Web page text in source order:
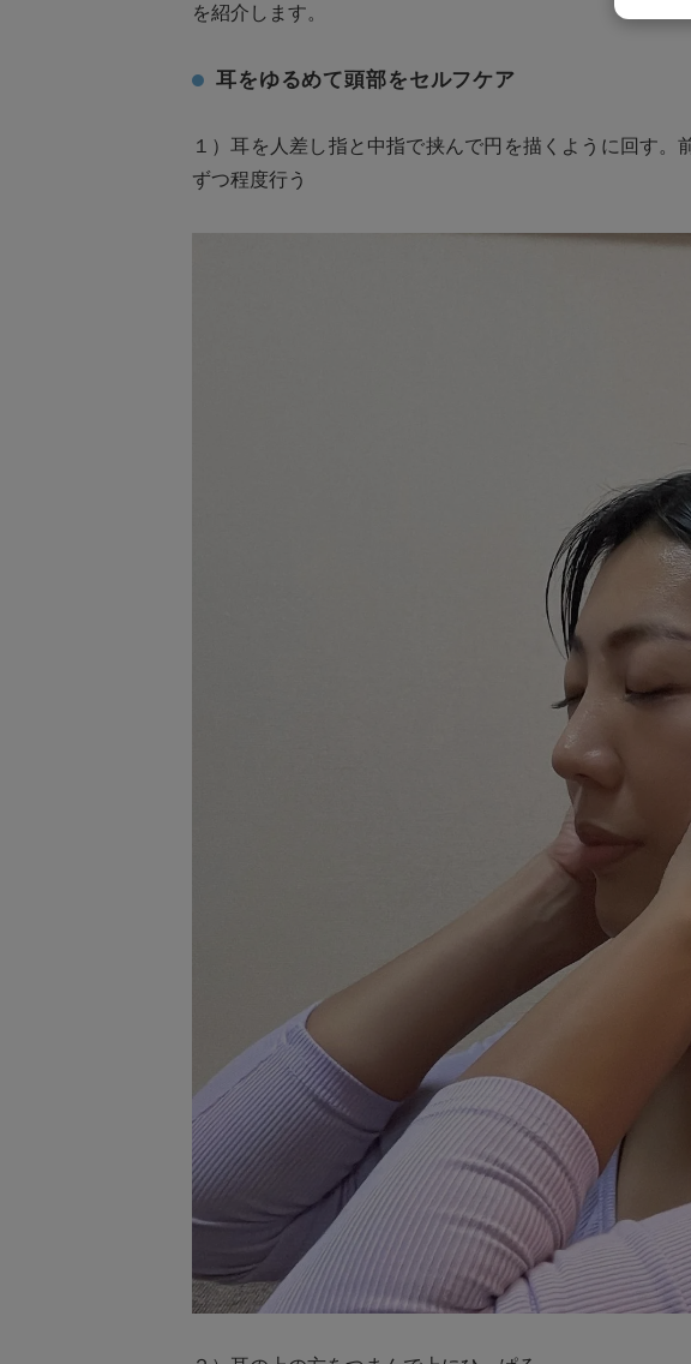
を紹介します。
耳をゆるめて頭部をセルフケア
１）耳を人差し指と中指で挟んで円を描くように回す。
ずつ程度行う